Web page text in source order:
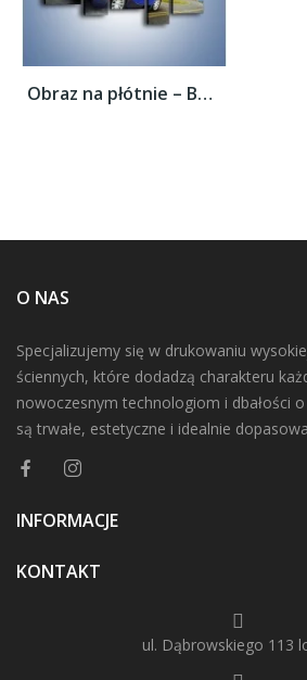
Obraz na płótnie – Bugatti Veyron –...
O NAS
Specjalizujemy się w drukowaniu
ściennych, które dodadzą charakteru
nowoczesnym technologiom i dbałości
są trwałe, estetyczne i idealnie
INFORMACJE
KONTAKT
ul. Dąbrowskiego 113